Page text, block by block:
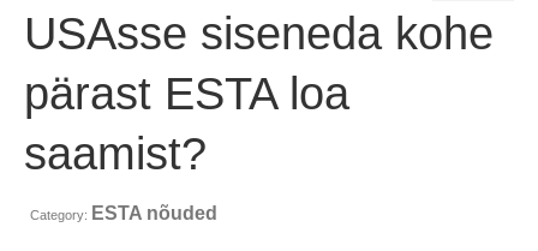
FAQ
ESTA abi
Uudised
Kontakt
USAsse siseneda kohe
pärast ESTA loa
saamist?
Category: ESTA nõuded